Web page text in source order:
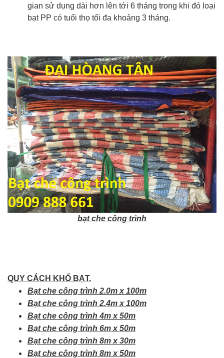
gian sử dụng dài hơn lên tới 6 tháng trong khi đó loại
bạt PP có tuổi thọ tối đa khoảng 3 tháng.
bạt che công trình
QUY CÁCH KHỔ BẠT.
Bạt che công trình 2.0m x 100m
Bạt che công trình 2.4m x 100m
Bạt che công trình 4m x 50m
Bạt che công trình 6m x 50m
Bạt che công trình 8m x 30m
Bạt che công trình 8m x 50m